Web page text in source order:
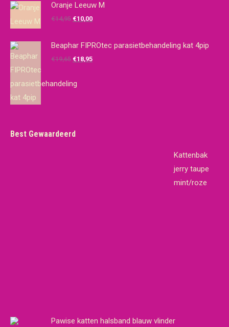
Oranje Leeuw M
€14,95 Oorspronkelijke
was:
€14,95.
€10,00Huidige
is:
€10,00.
Beaphar FIPROtec parasietbehandeling kat 4pip
€19,65 Oorspronkelijke
was:
€18,95Huidige
Best Gewaardeerd
Kattenbak
jerry taupe
mint/roze
Pawise katten halsband blauw vlinder